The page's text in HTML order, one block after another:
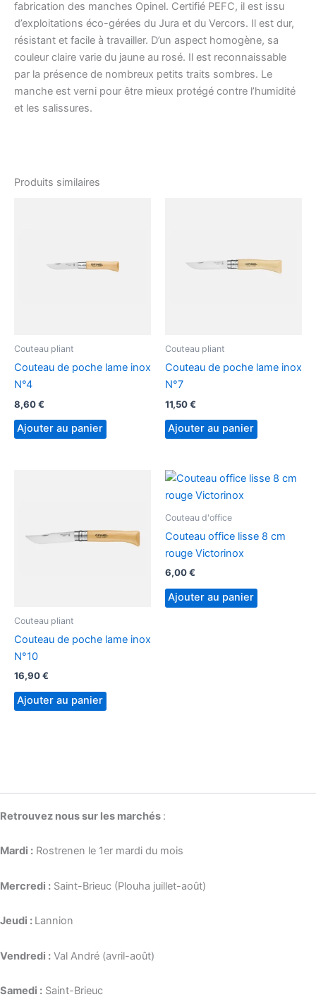
fabrication des manches Opinel. Certifié PEFC, il est issu
d’exploitations éco-gérées du Jura et du Vercors. Il est dur,
résistant et facile à travailler. D’un aspect homogène, sa
couleur claire varie du jaune au rosé. Il est reconnaissable
par la présence de nombreux petits traits sombres. Le
manche est verni pour être mieux protégé contre l’humidité
et les salissures.
Produits similaires
Couteau pliant
Couteau de poche lame inox
N°4
8,60€
Ajouter au panier
Couteau pliant
Couteau de poche lame inox
N°7
11,50€
Ajouter au panier
Couteau pliant
Couteau de poche lame inox
N°10
16,90€
Ajouter au panier
Couteau d'office
Couteau office lisse 8 cm
rouge Victorinox
6,00€
Ajouter au panier
Retrouvez nous sur les marchés :
Mardi : Rostrenen le 1er mardi du mois
Mercredi : Saint-Brieuc (Plouha juillet-août)
Jeudi : Lannion
Vendredi : Val André (avril-août)
Samedi : Saint-Brieuc